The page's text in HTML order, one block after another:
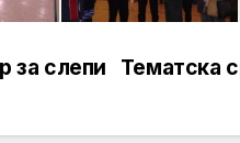
Тематска
за слепи